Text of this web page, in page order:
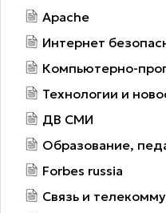
Apache
Интернет
Компьютерно-
Технологии и
ДВ СМИ
Образование,
Forbes russia
Связь и